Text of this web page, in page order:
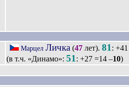
МарцелЛичка (47 лет).81 :
(в т.ч. «Динамо»: 51 : +27 =14 –10)